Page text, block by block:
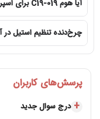
روش دریافت
جنس بدنه
محدوده
آیا هوم C19-019 برای اسپرسو و قهوه دمی مناسب است؟
چرخ‌دنده تنظیم استیل در آسیاب 019 چه
پرسش‌های کاربران
درج سوال جدید